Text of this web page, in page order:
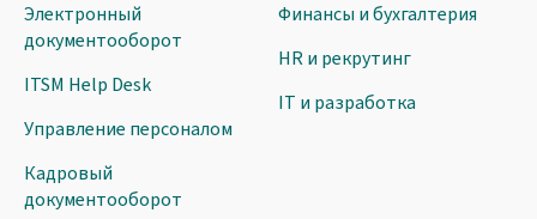
Электронный
документооборот
ITSM Help Desk
Управление персоналом
Кадровый
документооборот
Финансы и бухгалтерия
HR и рекрутинг
IT и разработка